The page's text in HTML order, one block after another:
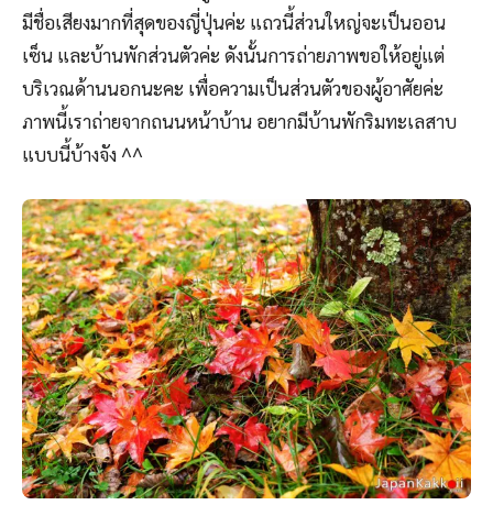
มีชื่อเสียงมากที่สุดของญี่ปุ่นค่ะ แถวนี้ส่วนใหญ่จะเป็นออน
เซ็น และบ้านพักส่วนตัวค่ะ ดังนั้นการถ่ายภาพขอให้อยู่แต่
บริเวณด้านนอกนะคะ เพื่อความเป็นส่วนตัวของผู้อาศัยค่ะ
ภาพนี้เราถ่ายจากถนนหน้าบ้าน อยากมีบ้านพักริมทะเลสาบ
แบบนี้บ้างจัง ^^